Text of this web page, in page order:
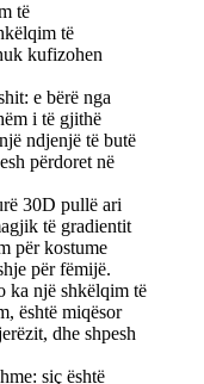
të
të
kufizohen
e bërë nga
i të gjithë
ndjenjë të butë
përdoret në
30D pullë ari
të gradientit
për kostume
për fëmijë.
ka një shkëlqim të
është miqësor
dhe shpesh
siç është